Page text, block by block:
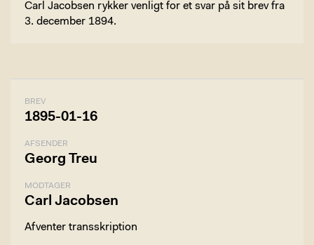
Carl Jacobsen rykker venligt for et svar på sit brev fra
3. december 1894.
BREV
1895-01-16
AFSENDER
Georg Treu
MODTAGER
Carl Jacobsen
Afventer transskription